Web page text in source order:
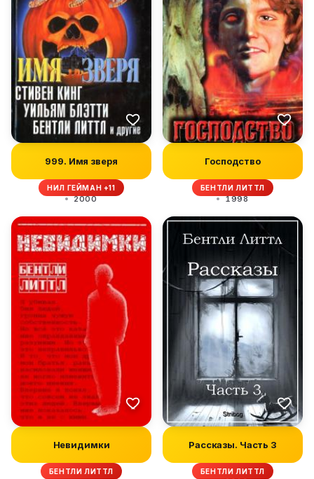
999. Имя зверя
НИЛ ГЕЙМАН +11
2000
Господство
БЕНТЛИ ЛИТТЛ
1998
Невидимки
БЕНТЛИ ЛИТТЛ
Рассказы. Часть 3
БЕНТЛИ ЛИТТЛ